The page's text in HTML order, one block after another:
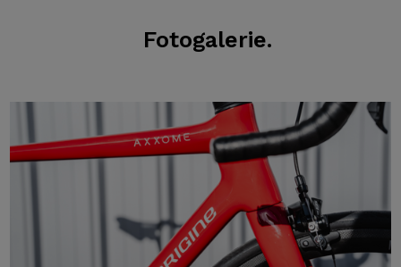
Fotogalerie.